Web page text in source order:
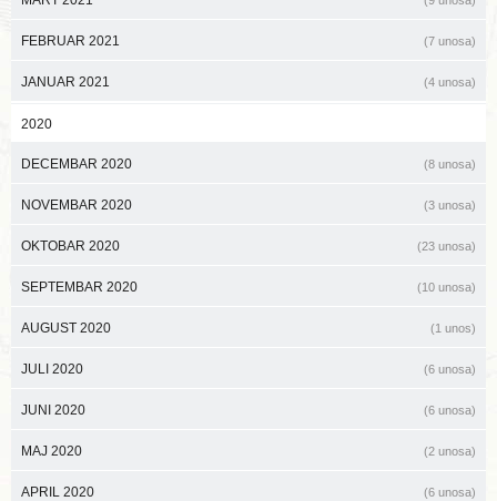
FEBRUAR 2021 (7 unosa)
JANUAR 2021 (4 unosa)
2020
DECEMBAR 2020 (8 unosa)
NOVEMBAR 2020 (3 unosa)
OKTOBAR 2020 (23 unosa)
SEPTEMBAR 2020 (10 unosa)
AUGUST 2020 (1 unos)
JULI 2020 (6 unosa)
JUNI 2020 (6 unosa)
MAJ 2020 (2 unosa)
APRIL 2020 (6 unosa)